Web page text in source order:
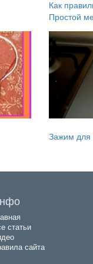
Как
Простой
Зажим для
статьи
сайта